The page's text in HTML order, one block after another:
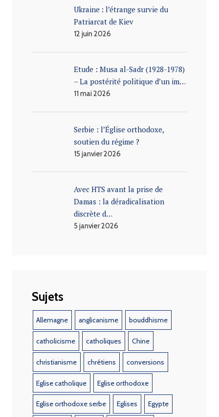
Ukraine : l’étrange survie du
Patriarcat de Kiev
12 juin 2026
Etude : Musa al-Sadr (1928-1978)
– La postérité politique d’un im…
11 mai 2026
Serbie : l’Église orthodoxe,
soutien du régime ?
15 janvier 2026
Avec HTS avant la prise de
Damas : la déradicalisation
discrète d…
5 janvier 2026
Sujets
Allemagne anglicanisme bouddhisme
catholicisme catholiques Chine
christianisme chrétiens conversions
Eglise catholique Eglise orthodoxe
Eglise orthodoxe serbe Eglises Egypte